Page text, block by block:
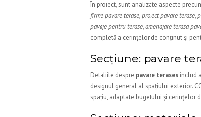
În proiect, sunt analizate aspecte
firme pavare terase,proiect pavare terase,
pavaje pentru terase,amenajare terasa
completă a cerințelor de conținut și
Secțiune: pavare
Detaliile despre pavare terases includ
designul general al spațiului exterior.
spațiu, adaptate bugetului și cerințelor